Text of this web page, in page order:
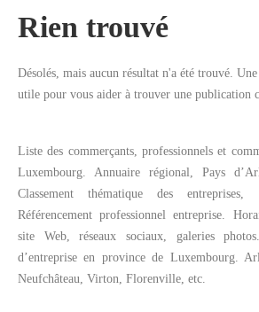
Rien trouvé
Désolés, mais aucun résultat n'a été trouvé.
utile pour vous aider à trouver une publication
Liste des commerçants, professionnels et
Luxembourg. Annuaire régional, Pays
Classement thématique des
Référencement professionnel entreprise.
site Web, réseaux sociaux, galeries
d’entreprise en province de Luxembourg.
Neufchâteau, Virton, Florenville, etc.